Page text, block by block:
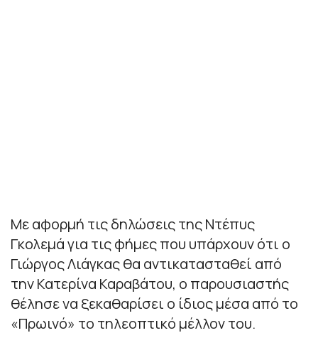
Με αφορμή τις δηλώσεις της Ντέπυς
Γκολεμά για τις φήμες που υπάρχουν ότι ο
Γιώργος Λιάγκας θα αντικατασταθεί από
την Κατερίνα Καραβάτου, ο παρουσιαστής
θέλησε να ξεκαθαρίσει ο ίδιος μέσα από το
«Πρωινό» το τηλεοπτικό μέλλον του.